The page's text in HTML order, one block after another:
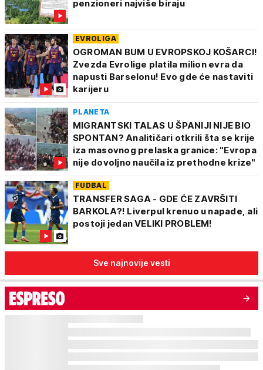
penzioneri najviše biraju
EVROLIGA
OGROMAN BUM U EVROPSKOJ KOŠARCI!
Zvezda Evrolige platila milion evra da
napusti Barselonu! Evo gde će nastaviti
karijeru
PLANETA
MIGRANTSKI TALAS U ŠPANIJI NIJE BIO
SPONTAN? Analitičari otkrili šta se krije
iza masovnog prelaska granice: "Evropa
nije dovoljno naučila iz prethodne krize"
FUDBAL
TRANSFER SAGA - GDE ĆE ZAVRŠITI
BARKOLA?! Liverpul krenuo u napade, ali
postoji jedan VELIKI PROBLEM!
Sve najnovije vesti